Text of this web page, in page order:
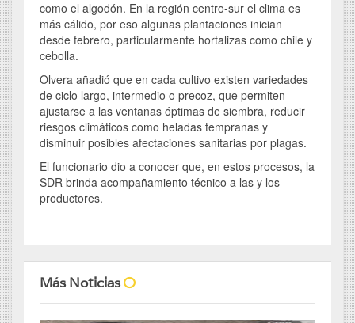
como el algodón. En la región centro-sur el clima es
más cálido, por eso algunas plantaciones inician
desde febrero, particularmente hortalizas como chile y
cebolla.
Olvera añadió que en cada cultivo existen variedades
de ciclo largo, intermedio o precoz, que permiten
ajustarse a las ventanas óptimas de siembra, reducir
riesgos climáticos como heladas tempranas y
disminuir posibles afectaciones sanitarias por plagas.
El funcionario dio a conocer que, en estos procesos, la
SDR brinda acompañamiento técnico a las y los
productores.
Más Noticias